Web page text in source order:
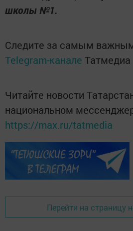
школы №1.
Следите за самым
Telegram-канале Татмедиа
Читайте новости
национальном
https://max.ru/tatmedia
Перейти на страницу